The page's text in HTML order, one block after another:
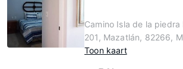
Camino Isla de la piedra
201, Mazatlán, 82266,
Toon kaart